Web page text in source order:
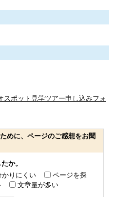
スポット見学ツアー申し込みフォ
めに、ページのご感想をお聞
か。
かりにくい
ページを探
文章量が多い